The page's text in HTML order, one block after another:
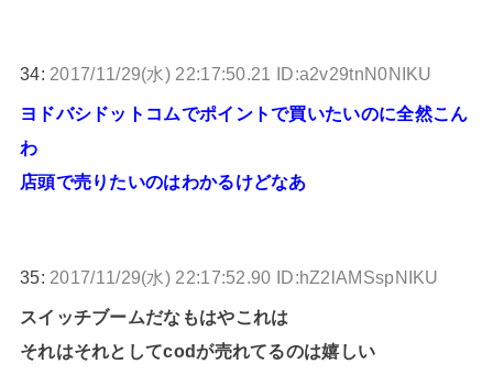
34: 2017/11/29(水) 22:17:50.21 ID:a2v29tnN0NIKU
ヨドバシドットコムでポイントで買いたいのに全然こん
わ
店頭で売りたいのはわかるけどなあ
35: 2017/11/29(水) 22:17:52.90 ID:hZ2lAMSspNIKU
スイッチブームだなもはやこれは
それはそれとしてcodが売れてるのは嬉しい